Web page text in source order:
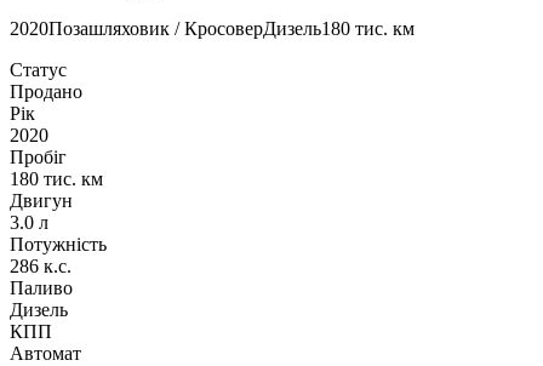
2020Позашляховик / КросоверДизель180 тис. км
Статус
Продано
Рік
2020
Пробіг
180 тис. км
Двигун
3.0 л
Потужність
286 к.с.
Паливо
Дизель
КПП
Автомат